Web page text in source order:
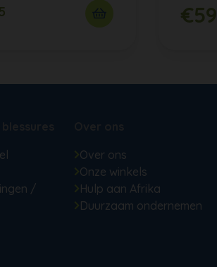
€59
/
Over ons
Onze winkels
Hulp aan Afrika
Duurzaam ondernemen